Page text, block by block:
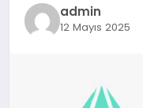
admin
12 Mayıs 2025